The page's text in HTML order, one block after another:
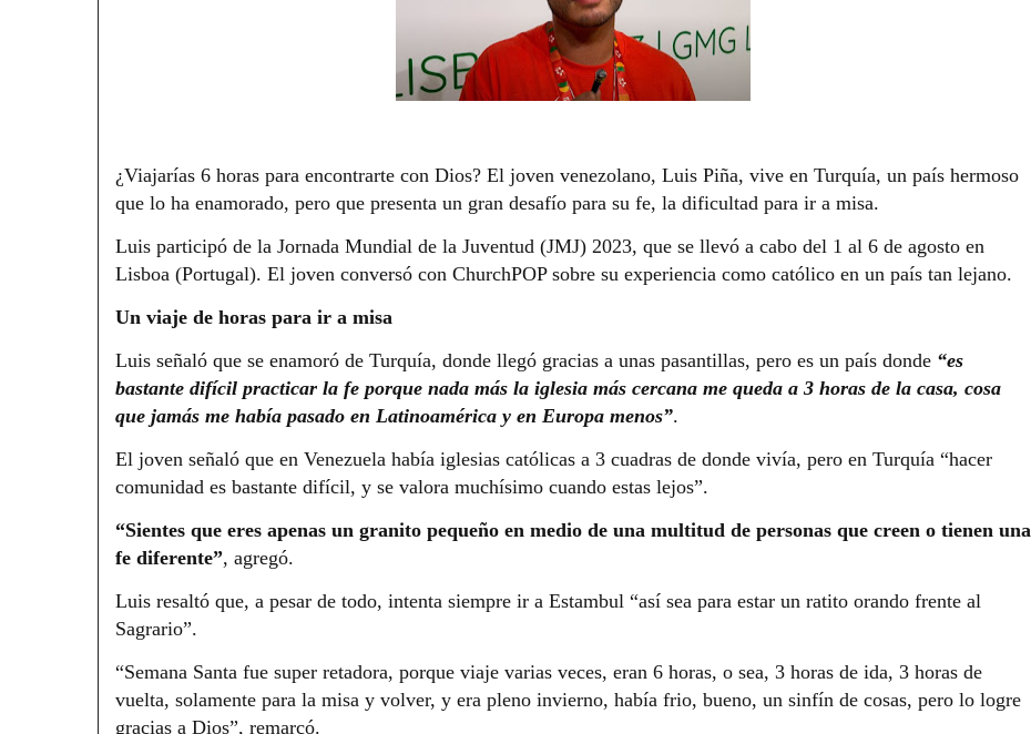
¿Viajarías 6 horas para encontrarte con Dios? El joven venezolano, Luis Piña, vive en Turquía, un país hermoso
que lo ha enamorado, pero que presenta un gran desafío para su fe, la dificultad para ir a misa.
Luis participó de la Jornada Mundial de la Juventud (JMJ) 2023, que se llevó a cabo del 1 al 6 de agosto en
Lisboa (Portugal). El joven conversó con ChurchPOP sobre su experiencia como católico en un país tan lejano.
Un viaje de horas para ir a misa
Luis señaló que se enamoró de Turquía, donde llegó gracias a unas pasantillas, pero es un país donde “es
bastante difícil practicar la fe porque nada más la iglesia más cercana me queda a 3 horas de la casa, cosa
que jamás me había pasado en Latinoamérica y en Europa menos”.
El joven señaló que en Venezuela había iglesias católicas a 3 cuadras de donde vivía, pero en Turquía “hacer
comunidad es bastante difícil, y se valora muchísimo cuando estas lejos”.
“Sientes que eres apenas un granito pequeño en medio de una multitud de personas que creen o tienen una
fe diferente”, agregó.
Luis resaltó que, a pesar de todo, intenta siempre ir a Estambul “así sea para estar un ratito orando frente al
Sagrario”.
“Semana Santa fue super retadora, porque viaje varias veces, eran 6 horas, o sea, 3 horas de ida, 3 horas de
vuelta, solamente para la misa y volver, y era pleno invierno, había frio, bueno, un sinfín de cosas, pero lo logre
gracias a Dios”, remarcó.